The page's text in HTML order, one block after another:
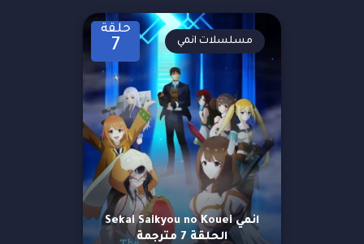
حلقة
7
انمي Sekai Saikyou no Kouei
الحلقة 7 مترجمة
مسلسلات انمي